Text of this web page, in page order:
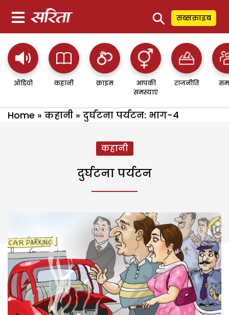
⚲ सब्सक्राइब
ऑडियो कहानी क्राइम
आपकी
समस्याएं
राजनीति
Home » कहानी » दुर्घटना पर्यटन: भाग-4
कहानी
दुर्घटना पर्यटन